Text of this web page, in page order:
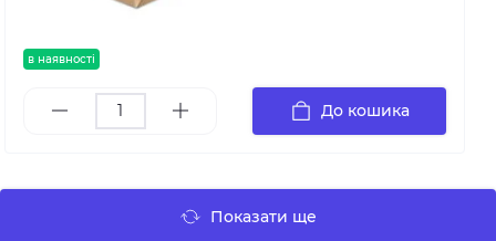
в наявності
До кошика
Показати ще